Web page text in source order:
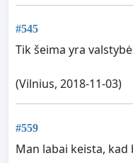
#545
Tik šeima yra
(Vilnius, 2018-11-03)
#559
Man labai keista,